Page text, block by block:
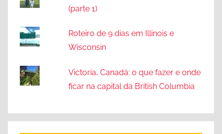
(parte 1)
Roteiro de 9 dias em Illinois e
Wisconsin
Victoria, Canadá: o que fazer e onde
ficar na capital da British Columbia